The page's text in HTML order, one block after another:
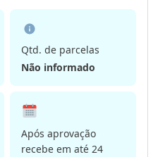
Qtd. de parcelas
Não informado
Após aprovação
recebe em até 24